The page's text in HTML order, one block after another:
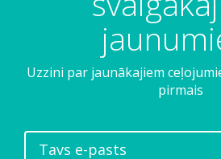
Uzzini par jaunākajiem
pirmais